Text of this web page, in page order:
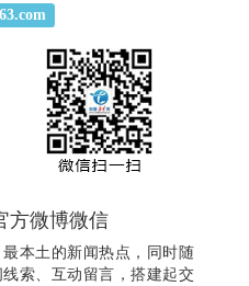
方微博微信
本土的新闻热点，同时随
索、互动留言，搭建起交